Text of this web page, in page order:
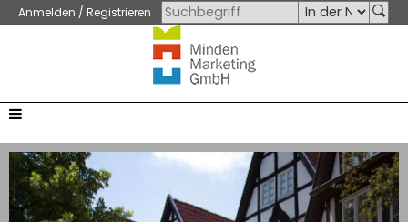
Anmelden / Registrieren